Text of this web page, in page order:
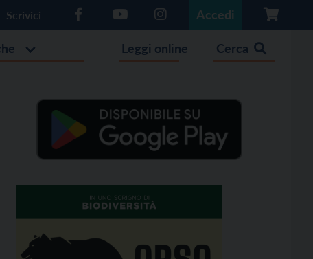
Scrivici Accedi
Leggi online Cerca